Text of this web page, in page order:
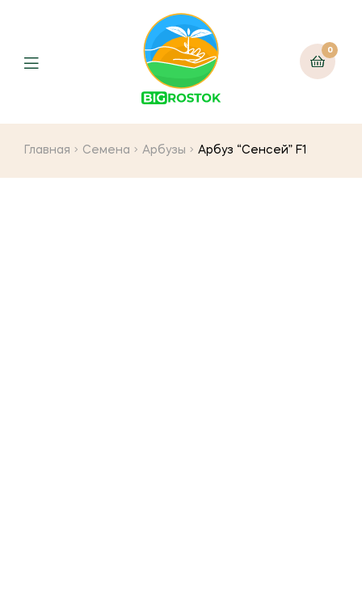
0
Menu
Главная Семена Арбузы Арбуз “Сенсей” F1